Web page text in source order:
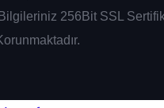
256Bit SSL